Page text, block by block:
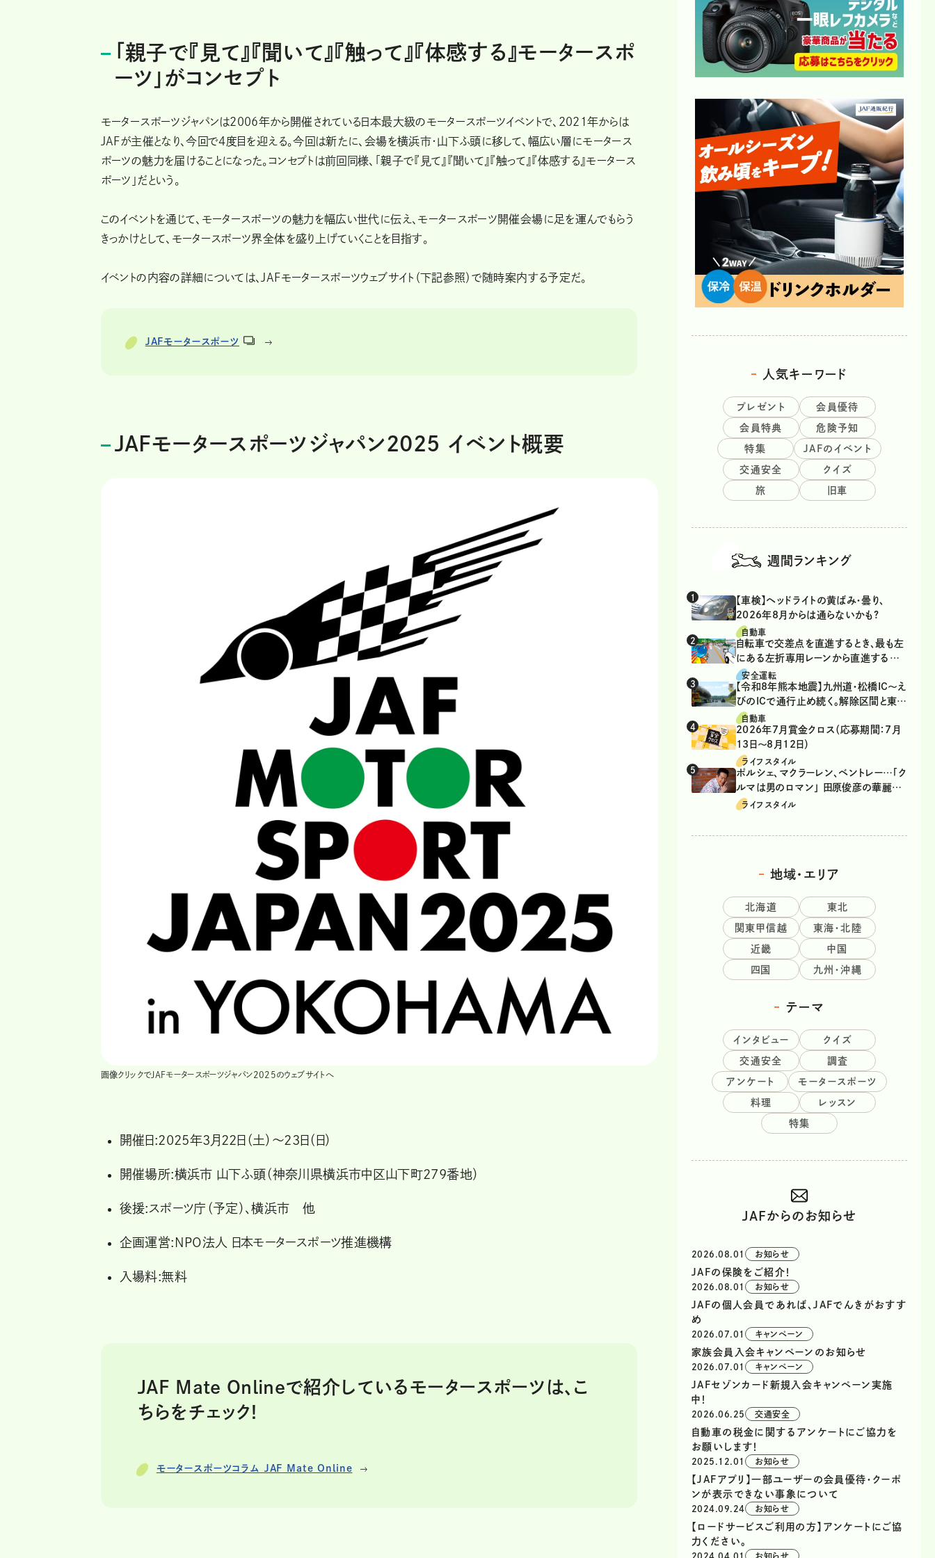
「親子で『見て』『聞いて』『触って』『体感する』モータースポ
ーツ」がコンセプト
モータースポーツジャパンは2006年から開催されている日本最大級のモータースポーツイベントで、2021年からは
JAFが主催となり、今回で4度目を迎える。今回は新たに、会場を横浜市・山下ふ頭に移して、幅広い層にモータース
ポーツの魅力を届けることになった。コンセプトは前回同様、「親子で『見て』『聞いて』『触って』『体感する』モータース
ポーツ」だという。
このイベントを通じて、モータースポーツの魅力を幅広い世代に伝え、モータースポーツ開催会場に足を運んでもらう
きっかけとして、モータースポーツ界全体を盛り上げていくことを目指す。
イベントの内容の詳細については、JAFモータースポーツウェブサイト（下記参照）で随時案内する予定だ。
JAFモータースポーツ
JAFモータースポーツジャパン2025 イベント概要
画像クリックでJAFモータースポーツジャパン2025のウェブサイトへ
開催日:2025年3月22日（土）～23日（日）
開催場所:横浜市 山下ふ頭（神奈川県横浜市中区山下町279番地）
後援:スポーツ庁（予定）、横浜市 他
企画運営:NPO法人 日本モータースポーツ推進機構
入場料:無料
JAF Mate Onlineで紹介しているモータースポーツは、こ
ちらをチェック!
モータースポーツコラム JAF Mate Online
人気キーワード
プレゼント 会員優待
会員特典 危険予知
特集 JAFのイベント
交通安全 クイズ
旅 旧車
週間ランキング
【車検】ヘッドライトの黄ばみ・曇り、
2026年8月からは通らないかも?
自動車
自転車で交差点を直進するとき、最も左
にある左折専用レーンから直進するの
は、違反？
安全運転
【令和8年熊本地震】九州道・松橋IC～え
びのICで通行止め続く。解除区間と東九
州道の迂回ルート
自動車
2026年7月賞金クロス（応募期間：7月
13日～8月12日）
ライフスタイル
ポルシェ、マクラーレン、ベントレー…「ク
ルマは男のロマン」 田原俊彦の華麗な
る愛車遍歴
ライフスタイル
地域・エリア
北海道 東北
関東甲信越 東海・北陸
近畿 中国
四国 九州・沖縄
テーマ
インタビュー クイズ
交通安全 調査
アンケート モータースポーツ
料理 レッスン
特集
JAFからのお知らせ
2026.08.01 お知らせ
JAFの保険をご紹介！
2026.08.01 お知らせ
JAFの個人会員であれば、JAFでんきがおすす
め
2026.07.01 キャンペーン
家族会員入会キャンペーンのお知らせ
2026.07.01 キャンペーン
JAFセゾンカード新規入会キャンペーン実施
中！
2026.06.25 交通安全
自動車の税金に関するアンケートにご協力を
お願いします！
2025.12.01 お知らせ
【JAFアプリ】一部ユーザーの会員優待・クーポ
ンが表示できない事象について
2024.09.24 お知らせ
【ロードサービスご利用の方】アンケートにご協
力ください。
2024.04.01 お知らせ